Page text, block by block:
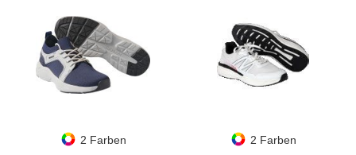
2 Farben 2 Farben